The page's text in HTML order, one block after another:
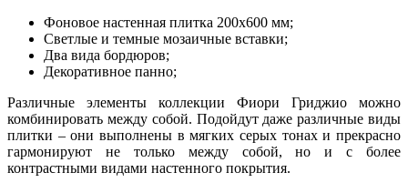
Фоновое настенная плитка 200х600 мм;
Светлые и темные мозаичные вставки;
Два вида бордюров;
Декоративное панно;
Различные элементы коллекции Фиори Гриджио можно
комбинировать между собой. Подойдут даже различные виды
плитки – они выполнены в мягких серых тонах и прекрасно
гармонируют не только между собой, но и с более
контрастными видами настенного покрытия.